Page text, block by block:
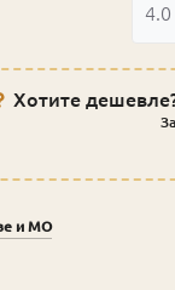
4.0
Хотите
и МО